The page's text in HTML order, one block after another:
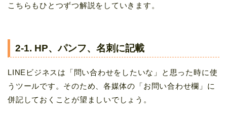
こちらもひとつずつ解説をしていきます。
2-1. HP、パンフ、名刺に記載
LINEビジネスは「問い合わせをしたいな」と思った時に使
うツールです。そのため、各媒体の「お問い合わせ欄」に
併記しておくことが望ましいでしょう。